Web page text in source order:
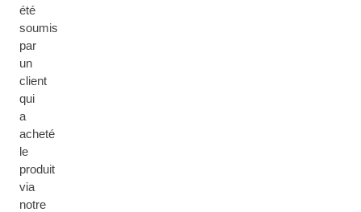
été
soumis
par
un
client
qui
a
acheté
le
produit
via
notre